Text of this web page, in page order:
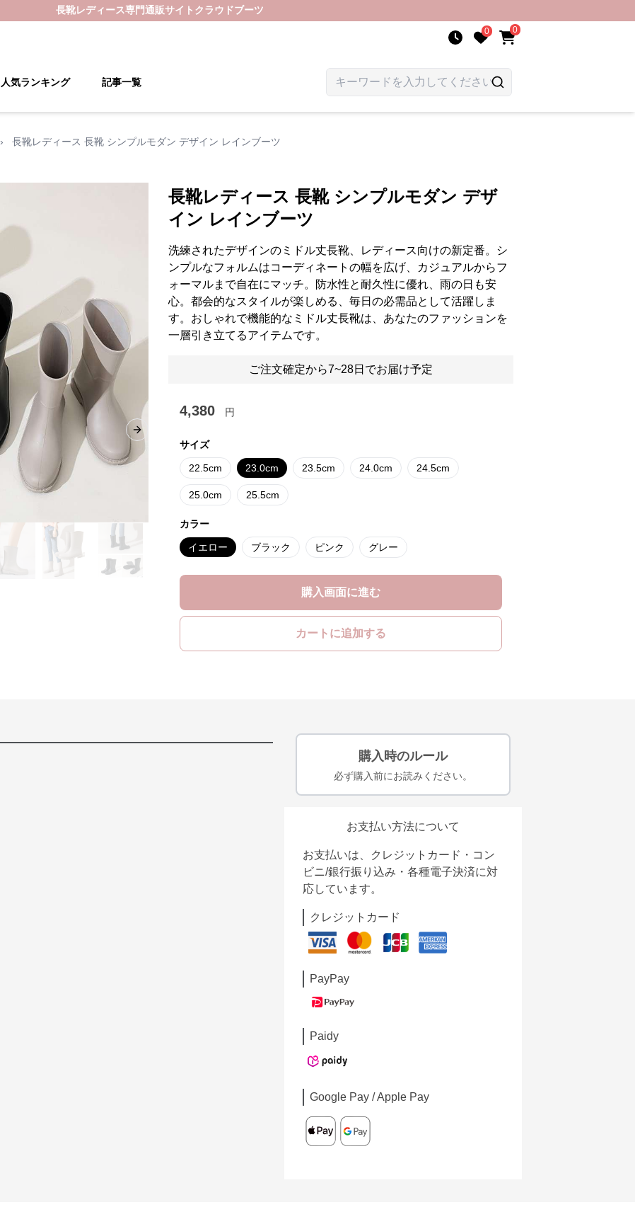
長靴レディース専門通販サイト クラウドブーツ
0 0
人気ランキング 記事一覧
› 長靴レディース 長靴 シンプルモダン デザイン レインブーツ
Next slide
長靴レディース 長靴 シンプルモダン デザ
イン レインブーツ
洗練されたデザインのミドル丈長靴、レディース向けの新定番。シ
ンプルなフォルムはコーディネートの幅を広げ、カジュアルからフ
ォーマルまで自在にマッチ。防水性と耐久性に優れ、雨の日も安
心。都会的なスタイルが楽しめる、毎日の必需品として活躍しま
す。おしゃれで機能的なミドル丈長靴は、あなたのファッションを
一層引き立てるアイテムです。
ご注文確定から7~28日でお届け予定
4,380 円
サイズ
22.5cm 23.0cm 23.5cm 24.0cm 24.5cm
25.0cm 25.5cm
カラー
イエロー ブラック ピンク グレー
購入画面に進む
カートに追加する
購入時のルール
必ず購入前にお読みください。
お支払い方法について
お支払いは、クレジットカード・コン
ビニ/銀行振り込み・各種電子決済に対
応しています。
クレジットカード
PayPay
Paidy
Google Pay / Apple Pay